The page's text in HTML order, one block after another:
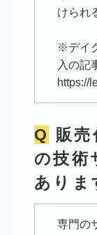
けられ
※デイ
入の記
https://
Q 販
の技術
ありま
専門の